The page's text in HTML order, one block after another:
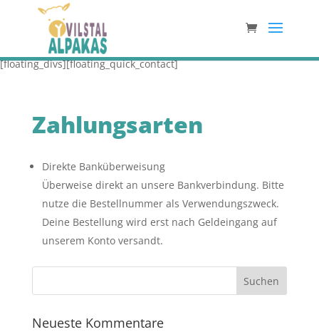
[floating_divs][floating_quick_contact]
Zahlungsarten
Direkte Banküberweisung
Überweise direkt an unsere Bankverbindung. Bitte
nutze die Bestellnummer als Verwendungszweck.
Deine Bestellung wird erst nach Geldeingang auf
unserem Konto versandt.
Neueste Kommentare